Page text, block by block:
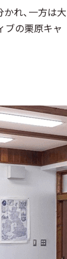
れ、一方は大
ブの栗原キャ